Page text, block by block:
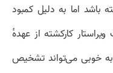
باشد اما به دلیل کمبود
کارکشته از عهدهٔ
به خوبی می‌تواند تشخیص